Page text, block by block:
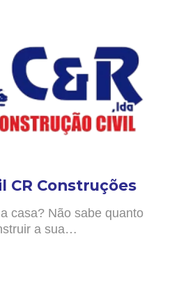
CR Construções
casa? Não sabe quanto
a sua…